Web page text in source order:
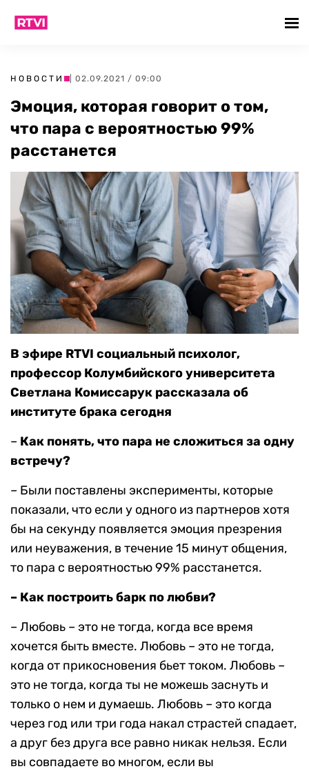
НОВОСТИ | 02.09.2021 / 09:00
Эмоция, которая говорит о том,
что пара с вероятностью 99%
расстанется
В эфире RTVI социальный психолог,
профессор Колумбийского университета
Светлана Комиссарук рассказала об
институте брака сегодня
– Как понять, что пара не сложиться за одну
встречу?
– Были поставлены эксперименты, которые
показали, что если у одного из партнеров хотя
бы на секунду появляется эмоция презрения
или неуважения, в течение 15 минут общения,
то пара с вероятностью 99% расстанется.
– Как построить барк по любви?
– Любовь – это не тогда, когда все время
хочется быть вместе. Любовь – это не тогда,
когда от прикосновения бьет током. Любовь –
это не тогда, когда ты не можешь заснуть и
только о нем и думаешь. Любовь – это когда
через год или три года накал страстей спадает,
а друг без друга все равно никак нельзя. Если
вы совпадаете во многом, если вы